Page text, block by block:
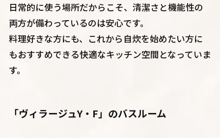
日常的に使う場所だからこそ、清潔さと機能性の
両方が備わっているのは安心です。
料理好きな方にも、これから自炊を始めたい方に
もおすすめできる快適なキッチン空間となっていま
す。
「ヴィラージュY・F」のバスルーム